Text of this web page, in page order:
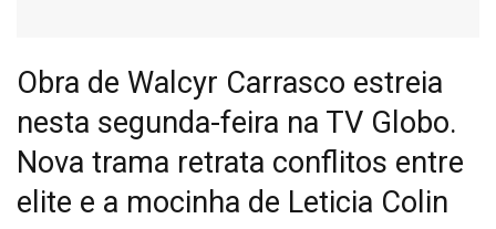
Obra de Walcyr Carrasco estreia
nesta segunda-feira na TV Globo.
Nova trama retrata conflitos entre
elite e a mocinha de Leticia Colin